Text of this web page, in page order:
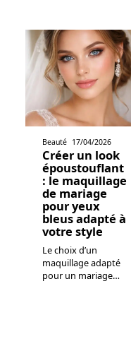
Beauté 17/04/2026
Créer un look
époustouflant
: le maquillage
de mariage
pour yeux
bleus adapté à
votre style
Le choix d’un
maquillage adapté
pour un mariage…